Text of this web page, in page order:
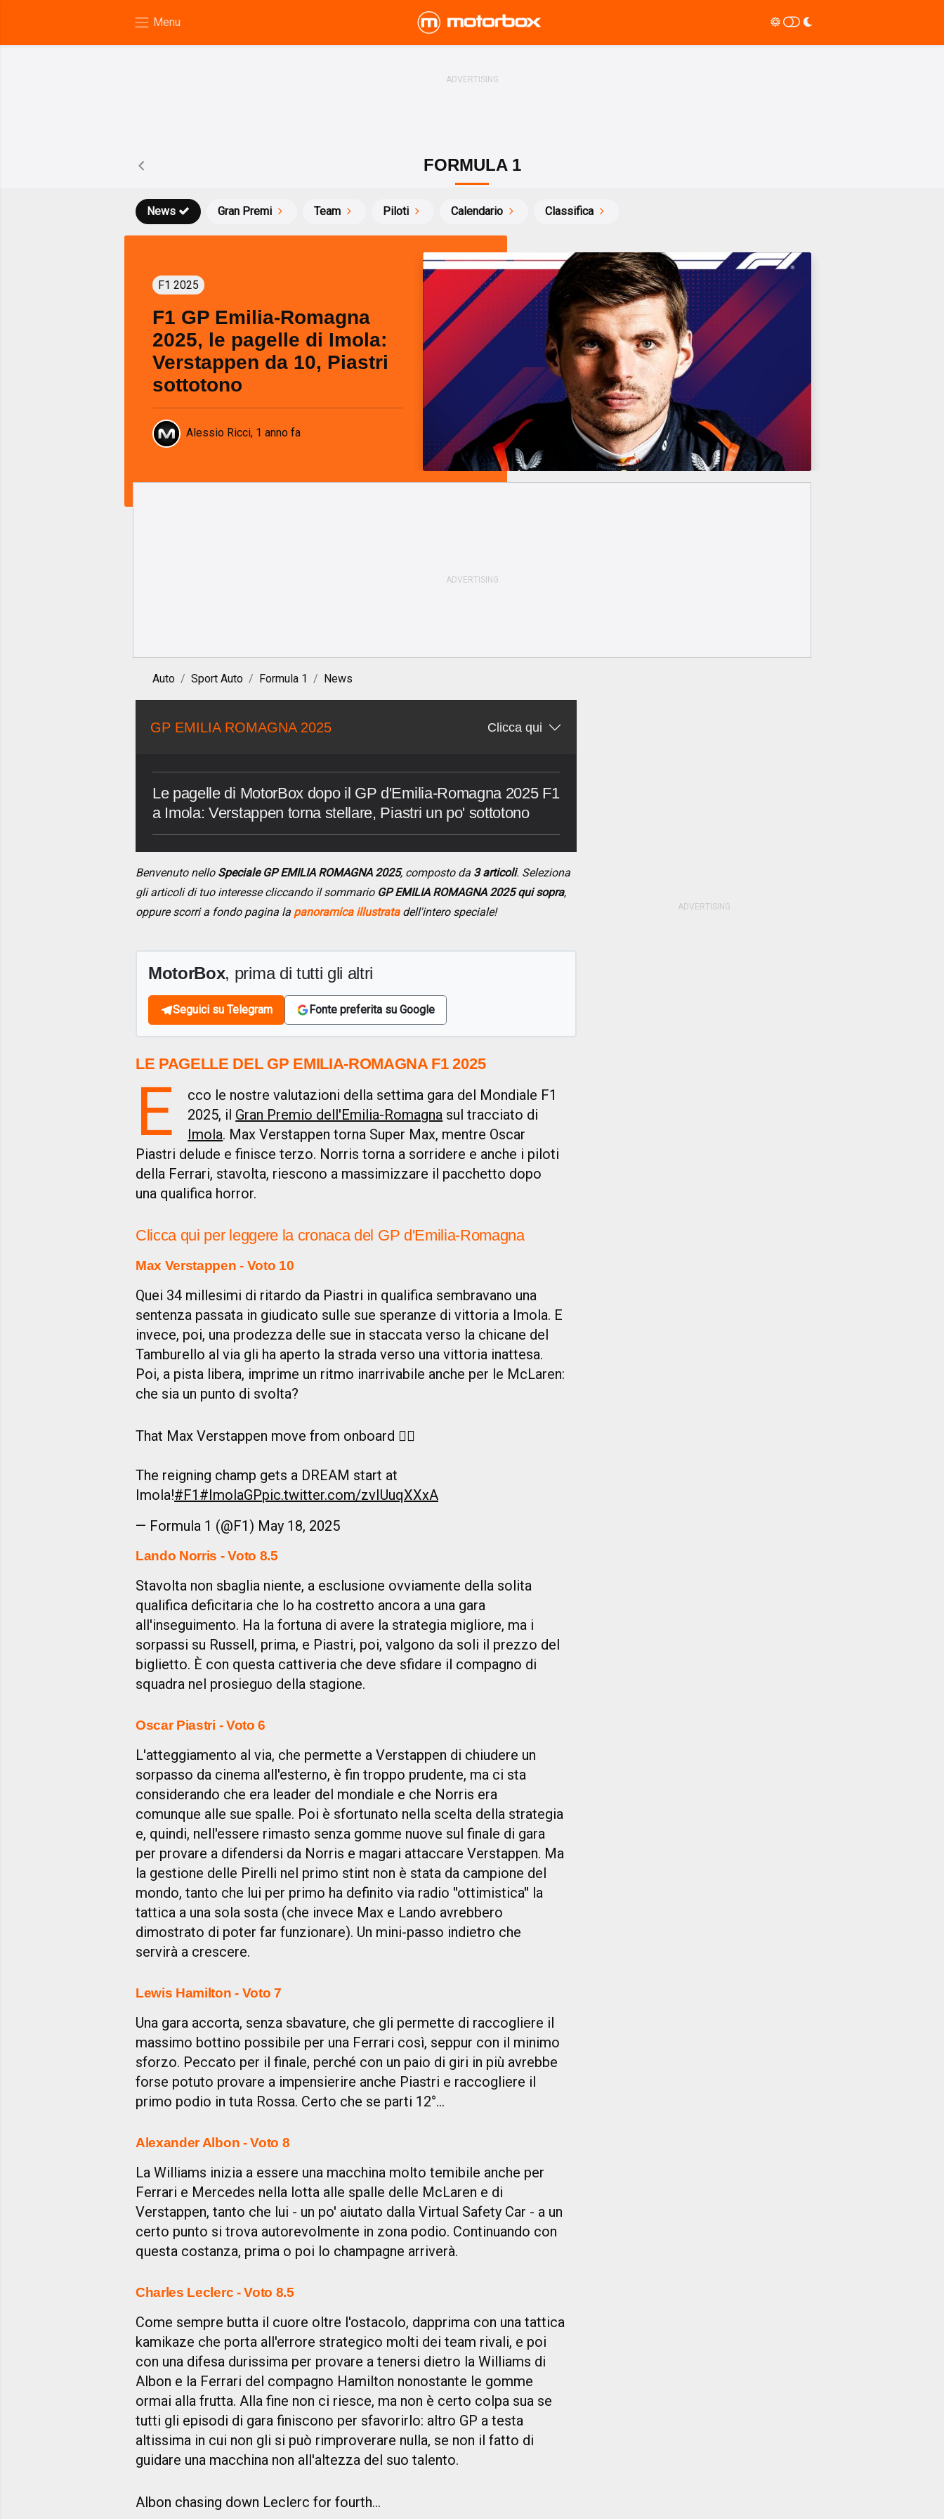
FORMULA 1
News Gran Premi Team Piloti Calendario Classifica
F1 2025
F1 GP Emilia-Romagna
2025, le pagelle di Imola:
Verstappen da 10, Piastri
sottotono
Alessio Ricci, 1 anno fa
Auto Sport Auto Formula 1 News
GP EMILIA ROMAGNA 2025 Clicca qui
Le pagelle di MotorBox dopo il GP d'Emilia-Romagna 2025 F1
a Imola: Verstappen torna stellare, Piastri un po' sottotono
Benvenuto nello Speciale GP EMILIA ROMAGNA 2025, composto da 3 articoli. Seleziona
gli articoli di tuo interesse cliccando il sommario GP EMILIA ROMAGNA 2025 qui sopra,
oppure scorri a fondo pagina la panoramica illustratadell'intero speciale!
MotorBox, prima di tutti gli altri
Seguici su Telegram Fonte preferita su Google
LE PAGELLE DEL GP EMILIA-ROMAGNA F1 2025
E
cco le nostre valutazioni della settima gara del Mondiale F1
2025, il Gran Premio dell'Emilia-Romagna sul tracciato di
Imola. Max Verstappen torna Super Max, mentre Oscar
Piastri delude e finisce terzo. Norris torna a sorridere e anche i piloti
della Ferrari, stavolta, riescono a massimizzare il pacchetto dopo
una qualifica horror.
Clicca qui per leggere la cronaca del GP d'Emilia-Romagna
Max Verstappen - Voto 10
Quei 34 millesimi di ritardo da Piastri in qualifica sembravano una
sentenza passata in giudicato sulle sue speranze di vittoria a Imola. E
invece, poi, una prodezza delle sue in staccata verso la chicane del
Tamburello al via gli ha aperto la strada verso una vittoria inattesa.
Poi, a pista libera, imprime un ritmo inarrivabile anche per le McLaren:
che sia un punto di svolta?
That Max Verstappen move from onboard 😮‍💨
The reigning champ gets a DREAM start at
Imola!#F1 #ImolaGPpic.twitter.com/zvIUuqXXxA
— Formula 1 (@F1) May 18, 2025
Lando Norris - Voto 8.5
Stavolta non sbaglia niente, a esclusione ovviamente della solita
qualifica deficitaria che lo ha costretto ancora a una gara
all'inseguimento. Ha la fortuna di avere la strategia migliore, ma i
sorpassi su Russell, prima, e Piastri, poi, valgono da soli il prezzo del
biglietto. È con questa cattiveria che deve sfidare il compagno di
squadra nel prosieguo della stagione.
Oscar Piastri - Voto 6
L'atteggiamento al via, che permette a Verstappen di chiudere un
sorpasso da cinema all'esterno, è fin troppo prudente, ma ci sta
considerando che era leader del mondiale e che Norris era
comunque alle sue spalle. Poi è sfortunato nella scelta della strategia
e, quindi, nell'essere rimasto senza gomme nuove sul finale di gara
per provare a difendersi da Norris e magari attaccare Verstappen. Ma
la gestione delle Pirelli nel primo stint non è stata da campione del
mondo, tanto che lui per primo ha definito via radio ''ottimistica'' la
tattica a una sola sosta (che invece Max e Lando avrebbero
dimostrato di poter far funzionare). Un mini-passo indietro che
servirà a crescere.
Lewis Hamilton - Voto 7
Una gara accorta, senza sbavature, che gli permette di raccogliere il
massimo bottino possibile per una Ferrari così, seppur con il minimo
sforzo. Peccato per il finale, perché con un paio di giri in più avrebbe
forse potuto provare a impensierire anche Piastri e raccogliere il
primo podio in tuta Rossa. Certo che se parti 12°...
Alexander Albon - Voto 8
La Williams inizia a essere una macchina molto temibile anche per
Ferrari e Mercedes nella lotta alle spalle delle McLaren e di
Verstappen, tanto che lui - un po' aiutato dalla Virtual Safety Car - a un
certo punto si trova autorevolmente in zona podio. Continuando con
questa costanza, prima o poi lo champagne arriverà.
Charles Leclerc - Voto 8.5
Come sempre butta il cuore oltre l'ostacolo, dapprima con una tattica
kamikaze che porta all'errore strategico molti dei team rivali, e poi
con una difesa durissima per provare a tenersi dietro la Williams di
Albon e la Ferrari del compagno Hamilton nonostante le gomme
ormai alla frutta. Alla fine non ci riesce, ma non è certo colpa sua se
tutti gli episodi di gara finiscono per sfavorirlo: altro GP a testa
altissima in cui non gli si può rimproverare nulla, se non il fatto di
guidare una macchina non all'altezza del suo talento.
Albon chasing down Leclerc for fourth...